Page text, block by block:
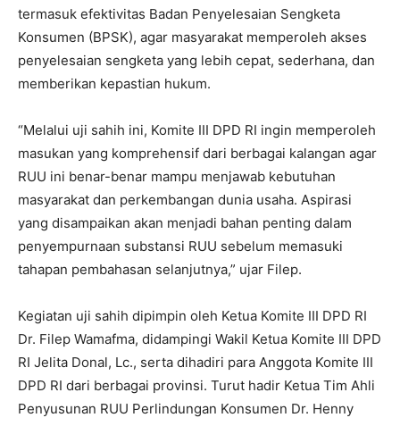
termasuk efektivitas Badan Penyelesaian Sengketa
Konsumen (BPSK), agar masyarakat memperoleh akses
penyelesaian sengketa yang lebih cepat, sederhana, dan
memberikan kepastian hukum.
“Melalui uji sahih ini, Komite III DPD RI ingin memperoleh
masukan yang komprehensif dari berbagai kalangan agar
RUU ini benar-benar mampu menjawab kebutuhan
masyarakat dan perkembangan dunia usaha. Aspirasi
yang disampaikan akan menjadi bahan penting dalam
penyempurnaan substansi RUU sebelum memasuki
tahapan pembahasan selanjutnya,” ujar Filep.
Kegiatan uji sahih dipimpin oleh Ketua Komite III DPD RI
Dr. Filep Wamafma, didampingi Wakil Ketua Komite III DPD
RI Jelita Donal, Lc., serta dihadiri para Anggota Komite III
DPD RI dari berbagai provinsi. Turut hadir Ketua Tim Ahli
Penyusunan RUU Perlindungan Konsumen Dr. Henny